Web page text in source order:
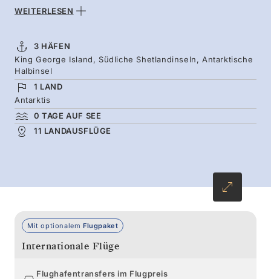
Endeavour, während sich die Tierwelt des
Wale bewegen sich kraftvoll durch das Wasser,
während sie sich auf ihre bevorstehende
Wanderung vorbereiten, und die
Pinguinkolonien beginnen sich aufzulösen.
Betreten Sie die Antarktische Halbinsel, dort
wo das Team Sie zu abgelegenen
WEITERLESEN
3 HÄFEN
King George Island, Südliche Shetlandinseln, Antarktische
Halbinsel
1 LAND
Antarktis
0 TAGE AUF SEE
11 LANDAUSFLÜGE
Mit optionalem Flugpaket
Internationale Flüge
Flughafentransfers im Flugpreis